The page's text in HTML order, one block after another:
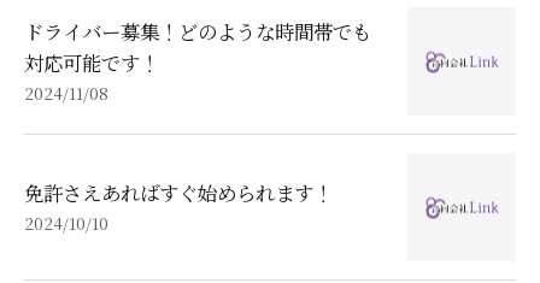
ドライバー募集！どのような時間帯でも
対応可能です！
2024/11/08
免許さえあればすぐ始められます！
2024/10/10